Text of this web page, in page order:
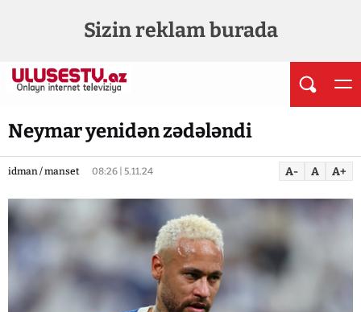
Sizin reklam burada
Neymar yenidən zədələndi
idman / manset 08:26 | 5.11.24 A- A A+